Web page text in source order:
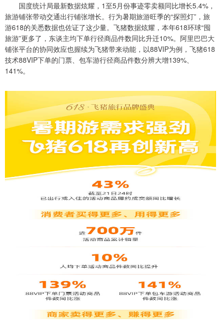
国度统计局最新数据炫耀，1至5月份事迹零卖额同比增长5.4%，
旅游铺张带动交通出行铺张增长。行为暑期旅游旺季的“探照灯”，旅
游618的关悉数据也佐证了这少量。飞猪数据炫耀，本年618环球“囤
旅游”更多了，东谈主均下单行径商品件数同比升迁10%。阿里巴巴大
铺张平台的协同效应也握续为飞猪带来动能，以88VIP为例，飞猪618
技术88VIP下单的门票、包车游行径商品件数分辨大增139%、
141%。